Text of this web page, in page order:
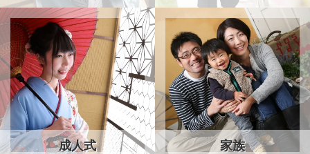
成人式 家族